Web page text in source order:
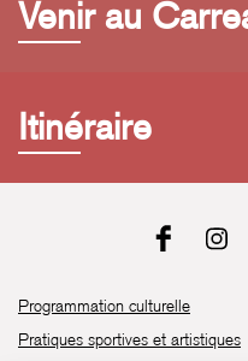
Venir au
Itinéraire
Programmation culturelle
Pratiques sportives et artistiques